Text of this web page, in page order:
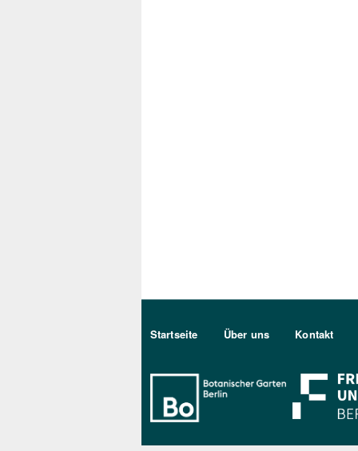
Sekundärmenu DE
Startseite Über uns Kontakt
Bo Berlin